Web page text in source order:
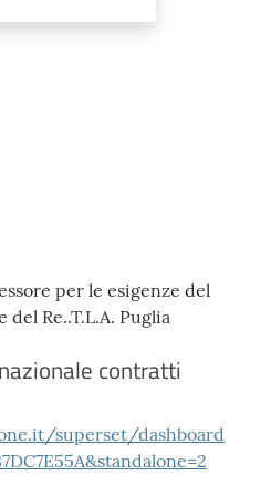
per le esigenze del
Re..T.L.A. Puglia
contratti
superset/dashboard